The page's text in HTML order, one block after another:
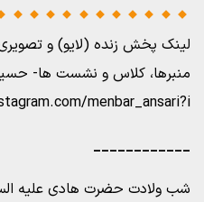
لینک پخش زنده (لایو) و تصویری
منبرها، کلاس و نشست ها-
menbar_ansari?i
____________
شب ولادت حضرت هادی علیه